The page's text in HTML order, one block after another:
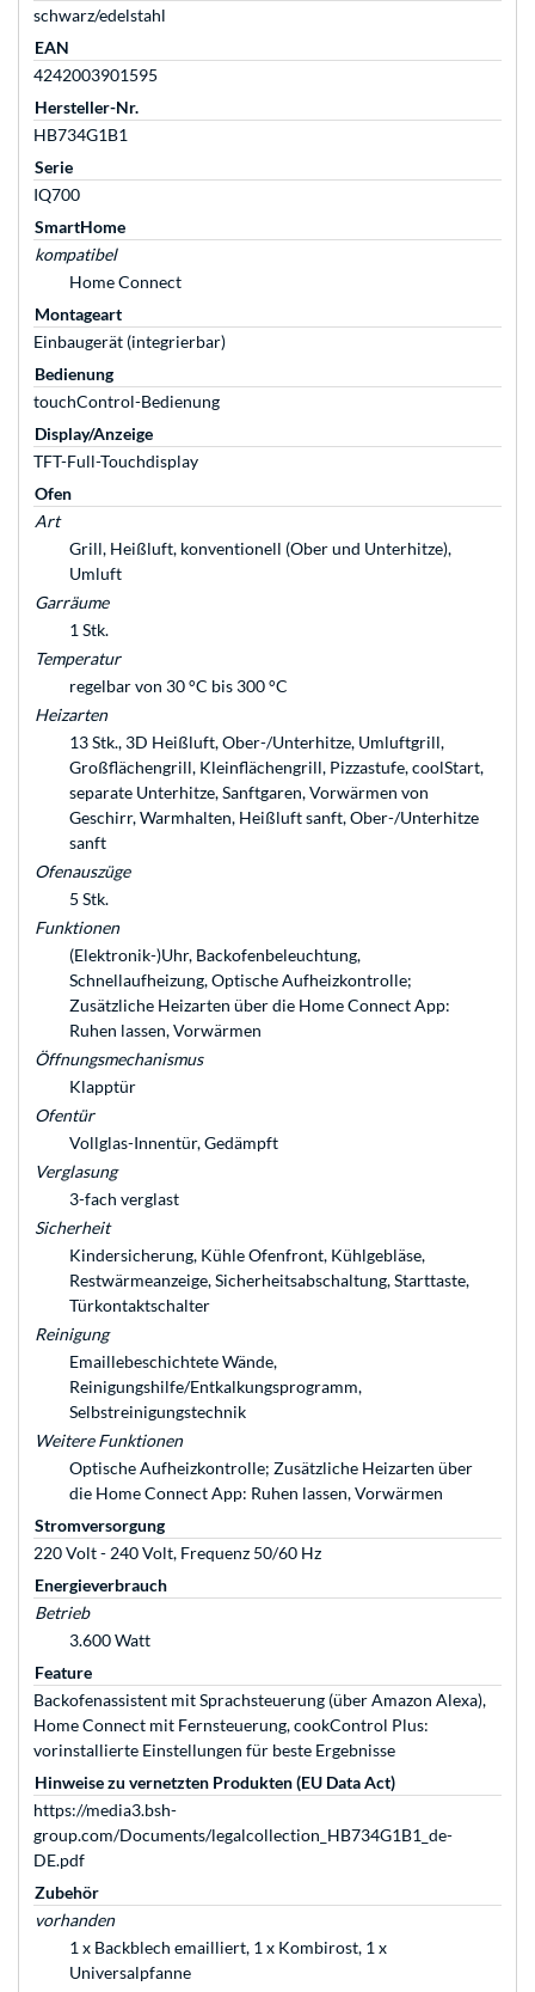
schwarz/edelstahl
EAN
4242003901595
Hersteller-Nr.
HB734G1B1
Serie
IQ700
SmartHome
kompatibel
Home Connect
Montageart
Einbaugerät (integrierbar)
Bedienung
touchControl-Bedienung
Display/Anzeige
TFT-Full-Touchdisplay
Ofen
Art
Grill, Heißluft, konventionell (Ober und Unterhitze),
Umluft
Garräume
1 Stk.
Temperatur
regelbar von 30 °C bis 300 °C
Heizarten
13 Stk., 3D Heißluft, Ober-/Unterhitze, Umluftgrill,
Großflächengrill, Kleinflächengrill, Pizzastufe, coolStart,
separate Unterhitze, Sanftgaren, Vorwärmen von
Geschirr, Warmhalten, Heißluft sanft, Ober-/Unterhitze
sanft
Ofenauszüge
5 Stk.
Funktionen
(Elektronik-)Uhr, Backofenbeleuchtung,
Schnellaufheizung, Optische Aufheizkontrolle;
Zusätzliche Heizarten über die Home Connect App:
Ruhen lassen, Vorwärmen
Öffnungsmechanismus
Klapptür
Ofentür
Vollglas-Innentür, Gedämpft
Verglasung
3-fach verglast
Sicherheit
Kindersicherung, Kühle Ofenfront, Kühlgebläse,
Restwärmeanzeige, Sicherheitsabschaltung, Starttaste,
Türkontaktschalter
Reinigung
Emaillebeschichtete Wände,
Reinigungshilfe/Entkalkungsprogramm,
Selbstreinigungstechnik
Weitere Funktionen
Optische Aufheizkontrolle; Zusätzliche Heizarten über
die Home Connect App: Ruhen lassen, Vorwärmen
Stromversorgung
220 Volt - 240 Volt, Frequenz 50/60 Hz
Energieverbrauch
Betrieb
3.600 Watt
Feature
Backofenassistent mit Sprachsteuerung (über Amazon Alexa),
Home Connect mit Fernsteuerung, cookControl Plus:
vorinstallierte Einstellungen für beste Ergebnisse
Hinweise zu vernetzten Produkten (EU Data Act)
https://media3.bsh-
group.com/Documents/legalcollection_HB734G1B1_de-
DE.pdf
Zubehör
vorhanden
1 x Backblech emailliert, 1 x Kombirost, 1 x
Universalpfanne